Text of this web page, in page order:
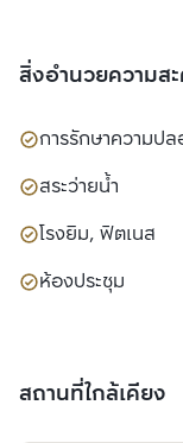
สิ่งอำนวยความส
การรักษาความป
สระว่ายน้ำ
โรงยิม, ฟิตเนส
ห้องประชุม
สถานที่ใกล้เคียง